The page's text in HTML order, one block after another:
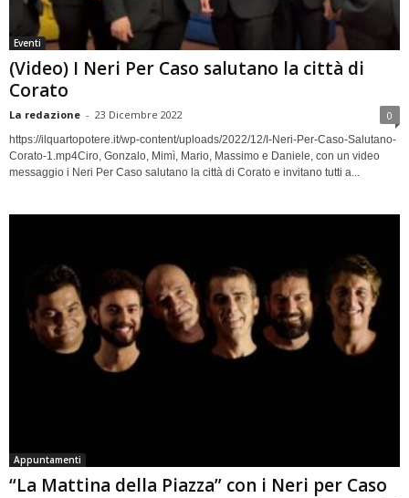
Eventi
(Video) I Neri Per Caso salutano la città di
Corato
La redazione - 23 Dicembre 2022 0
https://ilquartopotere.it/wp-content/uploads/2022/12/I-Neri-Per-Caso-Salutano-
Corato-1.mp4Ciro, Gonzalo, Mimì, Mario, Massimo e Daniele, con un video
messaggio i Neri Per Caso salutano la città di Corato e invitano tutti a...
Appuntamenti
“La Mattina della Piazza” con i Neri per Caso